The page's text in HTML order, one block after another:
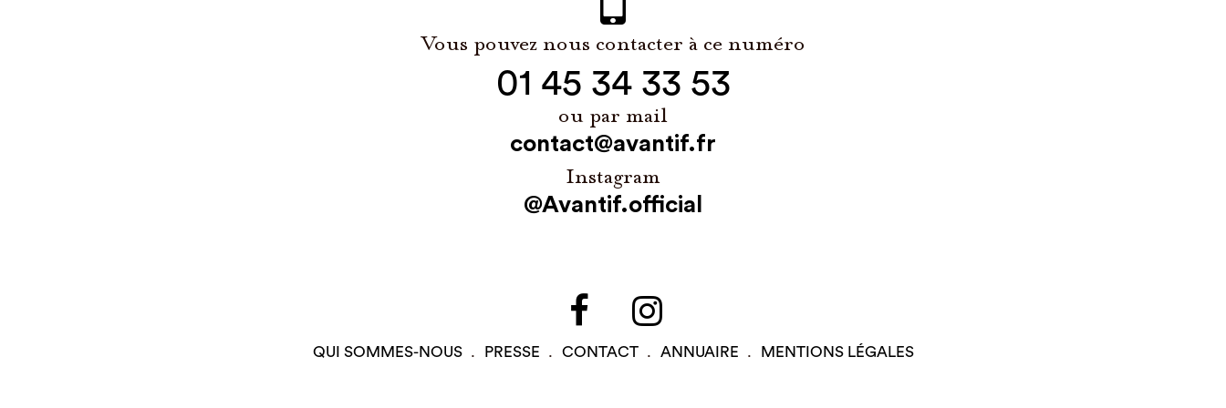
Vous pouvez nous contacter à ce numéro
01 45 34 33 53
ou par mail
contact@avantif.fr
Instagram
@Avantif.official
QUI SOMMES-NOUS PRESSE CONTACT ANNUAIRE MENTIONS LÉGALES